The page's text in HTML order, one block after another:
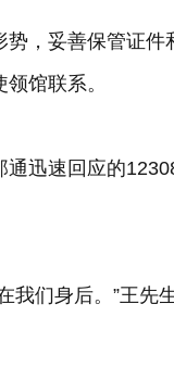
，妥善保管证件
馆联系。
通迅速回应的
我们身后。”王先